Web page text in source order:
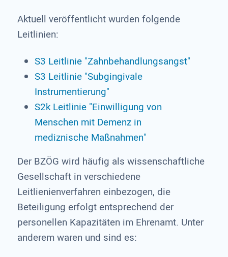
Aktuell veröffentlicht wurden folgende
Leitlinien:
S3 Leitlinie "Zahnbehandlungsangst"
S3 Leitlinie "Subgingivale
Instrumentierung"
S2k Leitlinie "Einwilligung von
Menschen mit Demenz in
mediznische Maßnahmen"
Der BZÖG wird häufig als wissenschaftliche
Gesellschaft in verschiedene
Leitlienienverfahren einbezogen, die
Beteiligung erfolgt entsprechend der
personellen Kapazitäten im Ehrenamt. Unter
anderem waren und sind es: